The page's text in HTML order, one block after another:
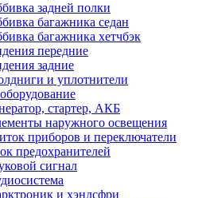
задней полки
багажника седан
багажника хетчбэк
передние
задние
и уплотнители
стартер, АКБ
наружного освещения
приборов и переключатели
предохранителей
сигнал
и хэндсфри